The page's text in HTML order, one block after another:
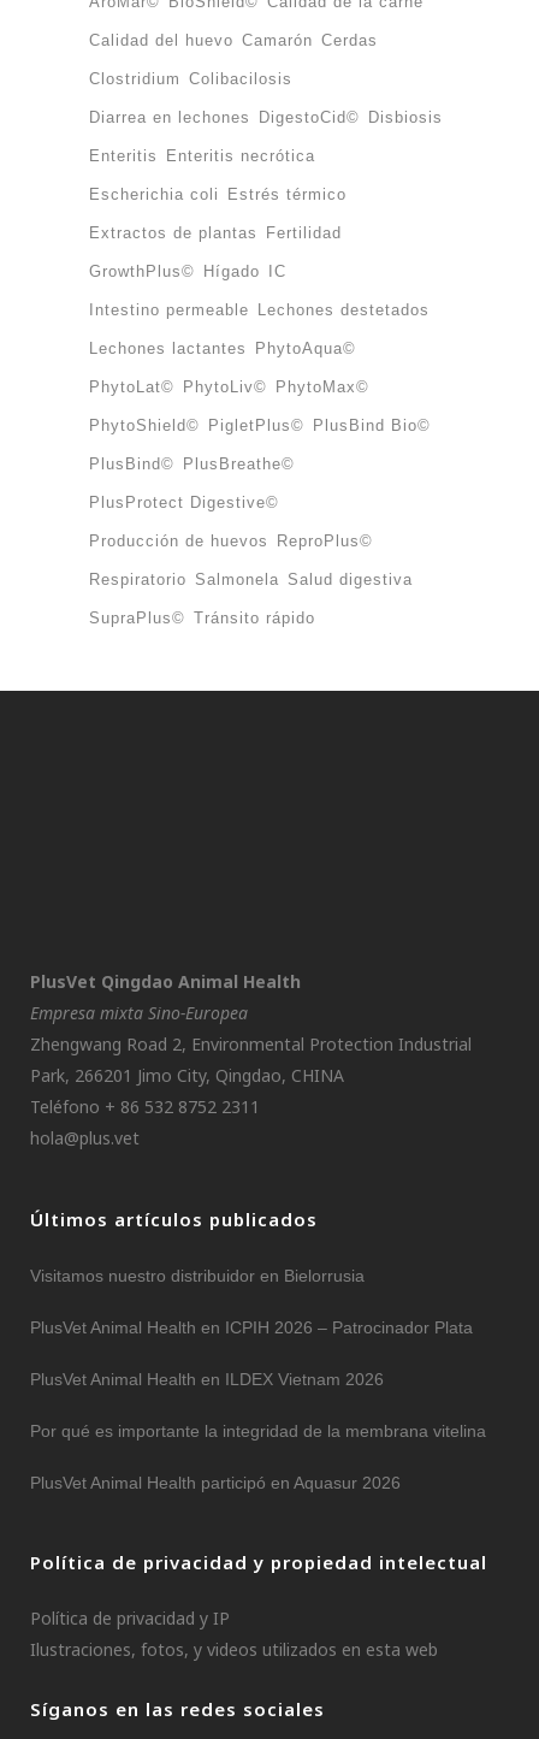
Calidad del huevo Camarón Cerdas
Clostridium Colibacilosis
Diarrea en lechones DigestoCid© Disbiosis
Enteritis Enteritis necrótica
Escherichia coli Estrés térmico
Extractos de plantas Fertilidad
GrowthPlus© Hígado IC
Intestino permeable Lechones destetados
Lechones lactantes PhytoAqua©
PhytoLat© PhytoLiv© PhytoMax©
PhytoShield© PigletPlus© PlusBind Bio©
PlusBind© PlusBreathe©
PlusProtect Digestive©
Producción de huevos ReproPlus©
Respiratorio Salmonela Salud digestiva
SupraPlus© Tránsito rápido
PlusVet Qingdao Animal Health
Empresa mixta Sino-Europea
Zhengwang Road 2, Environmental Protection Industrial
Park, 266201 Jimo City, Qingdao, CHINA
Teléfono + 86 532 8752 2311
hola@plus.vet
Últimos artículos publicados
Visitamos nuestro distribuidor en Bielorrusia
PlusVet Animal Health en ICPIH 2026 – Patrocinador Plata
PlusVet Animal Health en ILDEX Vietnam 2026
Por qué es importante la integridad de la membrana vitelina
PlusVet Animal Health participó en Aquasur 2026
Política de privacidad y propiedad intelectual
Política de privacidad y IP
Ilustraciones, fotos, y videos utilizados en esta web
Síganos en las redes sociales